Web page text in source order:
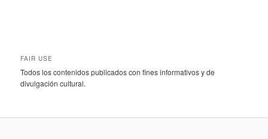
FAIR USE
Todos los contenidos publicados con fines informativos y de
divulgación cultural.